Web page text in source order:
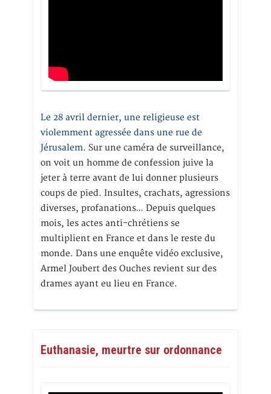
Le 28 avril dernier, une religieuse est
violemment agressée dans une rue de
Jérusalem. Sur une caméra de surveillance,
on voit un homme de confession juive la
jeter à terre avant de lui donner plusieurs
coups de pied. Insultes, crachats, agressions
diverses, profanations… Depuis quelques
mois, les actes anti-chrétiens se
multiplient en France et dans le reste du
monde. Dans une enquête vidéo exclusive,
Armel Joubert des Ouches revient sur des
drames ayant eu lieu en France.
Euthanasie, meurtre sur ordonnance